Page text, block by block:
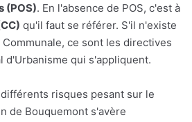
(POS). En l'absence de POS, c'est à
qu'il faut se référer. S'il n'existe
ce sont les directives
d'Urbanisme qui s'appliquent.
risques pesant sur le
de Bouquemont s'avère